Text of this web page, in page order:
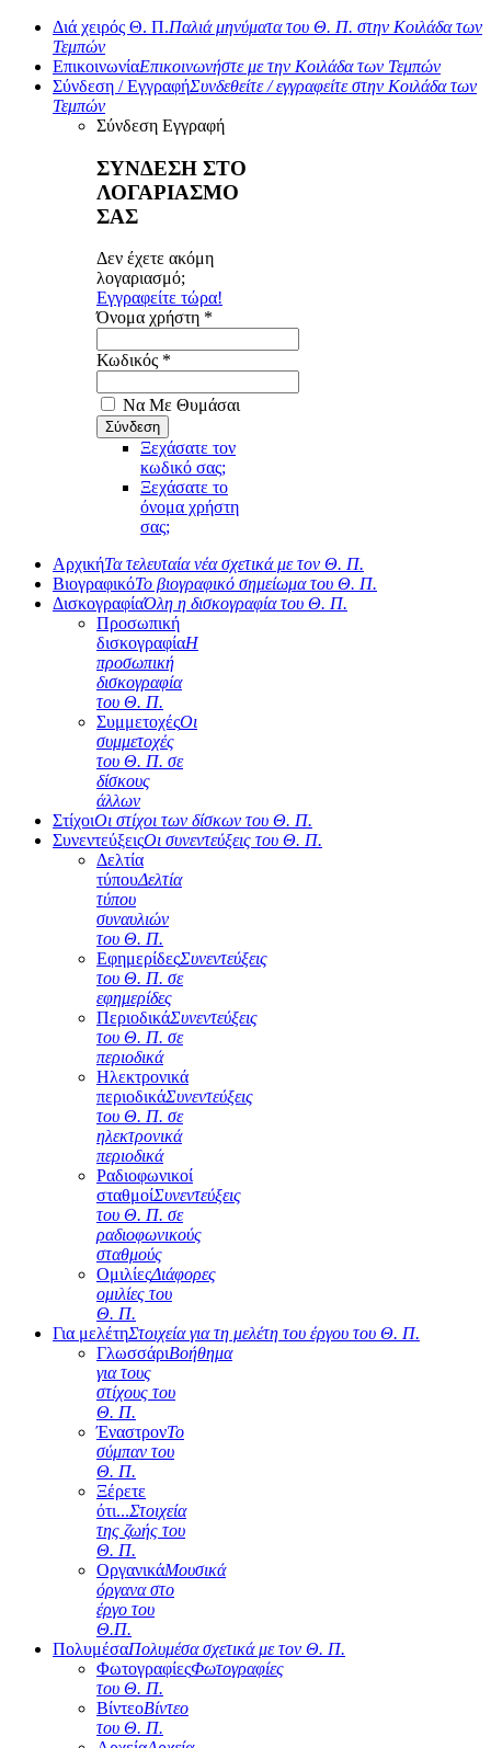
Διά χειρός Θ. Π.Παλιά μηνύματα του Θ. Π. στην Κοιλάδα των
Τεμπών
ΕπικοινωνίαΕπικοινωνήστε με την Κοιλάδα των Τεμπών
Σύνδεση / ΕγγραφήΣυνδεθείτε / εγγραφείτε στην Κοιλάδα των
Τεμπών
Σύνδεση Εγγραφή
ΣΥΝΔΕΣΗ ΣΤΟ
ΛΟΓΑΡΙΑΣΜΟ
ΣΑΣ
Δεν έχετε ακόμη
λογαριασμό;
Εγγραφείτε τώρα!
Όνομα χρήστη *
Κωδικός *
Να Με Θυμάσαι
Ξεχάσατε τον
κωδικό σας;
Ξεχάσατε το
όνομα χρήστη
σας;
ΑρχικήΤα τελευταία νέα σχετικά με τον Θ. Π.
ΒιογραφικόΤο βιογραφικό σημείωμα του Θ. Π.
ΔισκογραφίαΌλη η δισκογραφία του Θ. Π.
Προσωπική
δισκογραφίαΗ
προσωπική
δισκογραφία
του Θ. Π.
ΣυμμετοχέςΟι
συμμετοχές
του Θ. Π. σε
δίσκους
άλλων
ΣτίχοιΟι στίχοι των δίσκων του Θ. Π.
ΣυνεντεύξειςΟι συνεντεύξεις του Θ. Π.
Δελτία
τύπουΔελτία
τύπου
συναυλιών
του Θ. Π.
ΕφημερίδεςΣυνεντεύξεις
του Θ. Π. σε
εφημερίδες
ΠεριοδικάΣυνεντεύξεις
του Θ. Π. σε
περιοδικά
Ηλεκτρονικά
περιοδικάΣυνεντεύξεις
του Θ. Π. σε
ηλεκτρονικά
περιοδικά
Ραδιοφωνικοί
σταθμοίΣυνεντεύξεις
του Θ. Π. σε
ραδιοφωνικούς
σταθμούς
ΟμιλίεςΔιάφορες
ομιλίες του
Θ. Π.
Για μελέτηΣτοιχεία για τη μελέτη του έργου του Θ. Π.
ΓλωσσάριΒοήθημα
για τους
στίχους του
Θ. Π.
ΈναστρονΤο
σύμπαν του
Θ. Π.
Ξέρετε
ότι...Στοιχεία
της ζωής του
Θ. Π.
ΟργανικάΜουσικά
όργανα στο
έργο του
Θ.Π.
ΠολυμέσαΠολυμέσα σχετικά με τον Θ. Π.
ΦωτογραφίεςΦωτογραφίες
του Θ. Π.
ΒίντεοΒίντεο
του Θ. Π.